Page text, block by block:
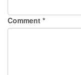
Comment *